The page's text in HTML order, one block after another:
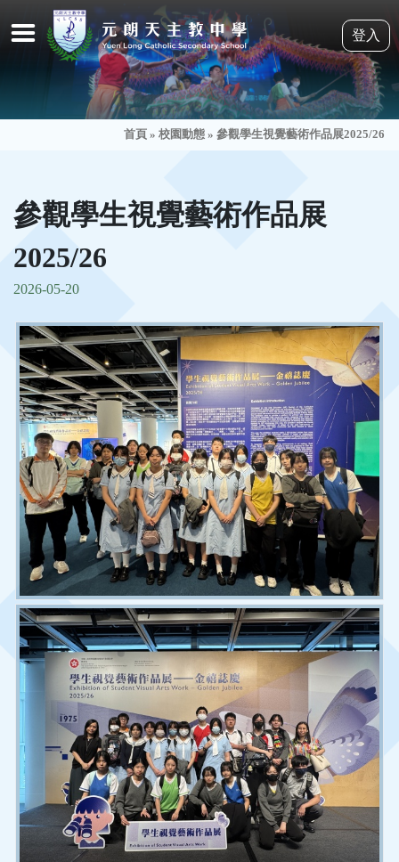
登入
首頁 » 校園動態 » 參觀學生視覺藝術作品展2025/26
參觀學生視覺藝術作品展
2025/26
2026-05-20